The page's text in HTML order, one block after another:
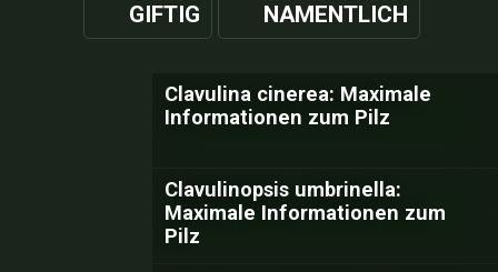
GIFTIG NAMENTLICH
Clavulina cinerea: Maximale
Informationen zum Pilz
Clavulinopsis umbrinella:
Maximale Informationen zum
Pilz